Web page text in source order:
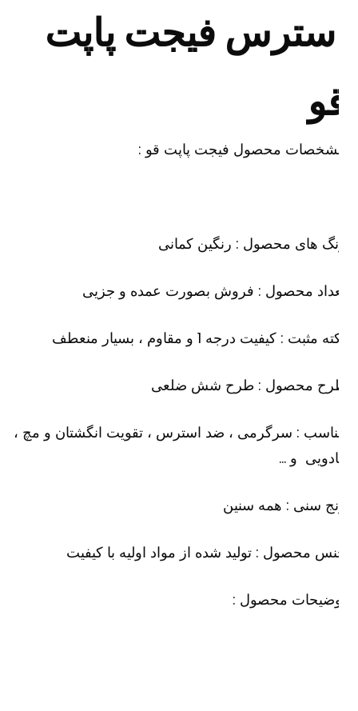
فیجت پاپت
محصول فیجت پاپت قو :
های محصول : رنگین کمانی
محصول : فروش بصورت عمده و جزیی
مثبت : کیفیت درجه 1 و مقاوم ، بسیار منعطف
محصول : طرح شش ضلعی
: سرگرمی ، ضد استرس ، تقویت انگشتان و مچ ،
و …
سنی : همه سنین
محصول : تولید شده از مواد اولیه با کیفیت
محصول :